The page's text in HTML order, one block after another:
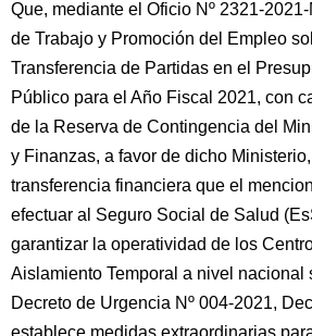
Que, mediante el Oficio Nº 2321-
de Trabajo y Promoción del Empleo
Transferencia de Partidas en el
Público para el Año Fiscal 2021, con
de la Reserva de Contingencia del
y Finanzas, a favor de dicho
transferencia financiera que el
efectuar al Seguro Social de Salud
garantizar la operatividad de los
Aislamiento Temporal a nivel nacional
Decreto de Urgencia Nº 004-2021,
establece medidas extraordinarias